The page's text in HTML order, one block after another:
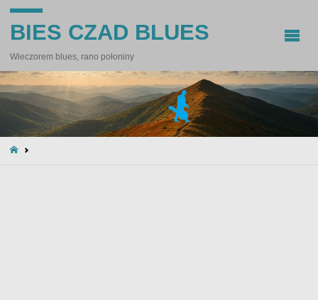
BIES CZAD BLUES
Wieczorem blues, rano połoniny
STRONA